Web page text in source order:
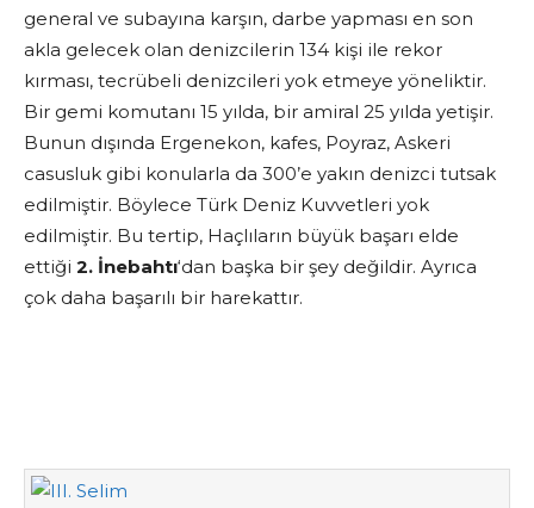
general ve subayına karşın, darbe yapması en son
akla gelecek olan denizcilerin 134 kişi ile rekor
kırması, tecrübeli denizcileri yok etmeye yöneliktir.
Bir gemi komutanı 15 yılda, bir amiral 25 yılda yetişir.
Bunun dışında Ergenekon, kafes, Poyraz, Askeri
casusluk gibi konularla da 300’e yakın denizci tutsak
edilmiştir. Böylece Türk Deniz Kuvvetleri yok
edilmiştir. Bu tertip, Haçlıların büyük başarı elde
ettiği 2. İnebahtı‘dan başka bir şey değildir. Ayrıca
çok daha başarılı bir harekattır.